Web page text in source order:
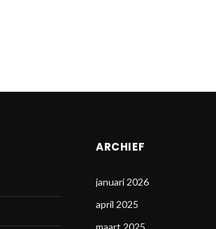
ARCHIEF
januari 2026
april 2025
maart 2025